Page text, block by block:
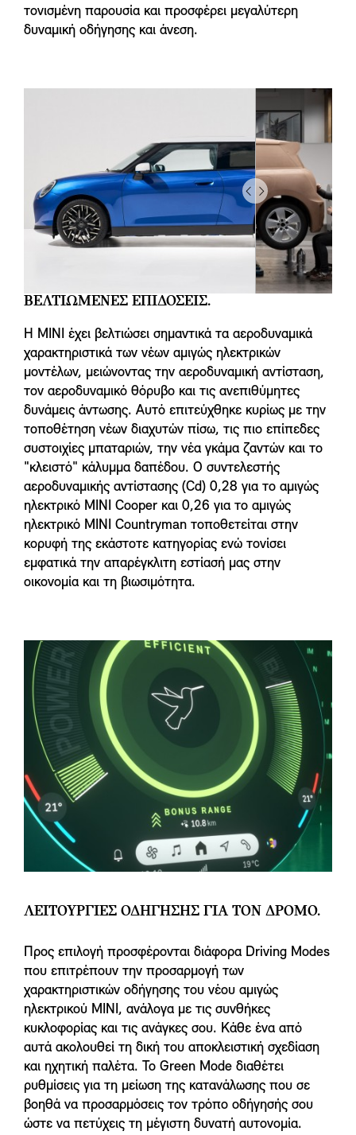
τονισμένη παρουσία και προσφέρει μεγαλύτερη
δυναμική οδήγησης και άνεση.
ΒΕΛΤΙΩΜΕΝΕΣ ΕΠΙΔΟΣΕΙΣ.
Η MINI έχει βελτιώσει σημαντικά τα αεροδυναμικά
χαρακτηριστικά των νέων αμιγώς ηλεκτρικών
μοντέλων, μειώνοντας την αεροδυναμική αντίσταση,
τον αεροδυναμικό θόρυβο και τις ανεπιθύμητες
δυνάμεις άντωσης. Αυτό επιτεύχθηκε κυρίως με την
τοποθέτηση νέων διαχυτών πίσω, τις πιο επίπεδες
συστοιχίες μπαταριών, την νέα γκάμα ζαντών και το
"κλειστό" κάλυμμα δαπέδου. Ο συντελεστής
αεροδυναμικής αντίστασης (Cd) 0,28 για το αμιγώς
ηλεκτρικό MINI Cooper και 0,26 για το αμιγώς
ηλεκτρικό MINI Countryman τοποθετείται στην
κορυφή της εκάστοτε κατηγορίας ενώ τονίσει
εμφατικά την απαρέγκλιτη εστίασή μας στην
οικονομία και τη βιωσιμότητα.
Drag
to
do
something
ΛΕΙΤΟΥΡΓΙΕΣ ΟΔΗΓΗΣΗΣ ΓΙΑ ΤΟΝ ΔΡΟΜΟ.
Προς επιλογή προσφέρονται διάφορα Driving Modes
που επιτρέπουν την προσαρμογή των
χαρακτηριστικών οδήγησης του νέου αμιγώς
ηλεκτρικού MINI, ανάλογα με τις συνθήκες
κυκλοφορίας και τις ανάγκες σου. Κάθε ένα από
αυτά ακολουθεί τη δική του αποκλειστική σχεδίαση
και ηχητική παλέτα. Το Green Mode διαθέτει
ρυθμίσεις για τη μείωση της κατανάλωσης που σε
βοηθά να προσαρμόσεις τον τρόπο οδήγησής σου
ώστε να πετύχεις τη μέγιστη δυνατή αυτονομία.